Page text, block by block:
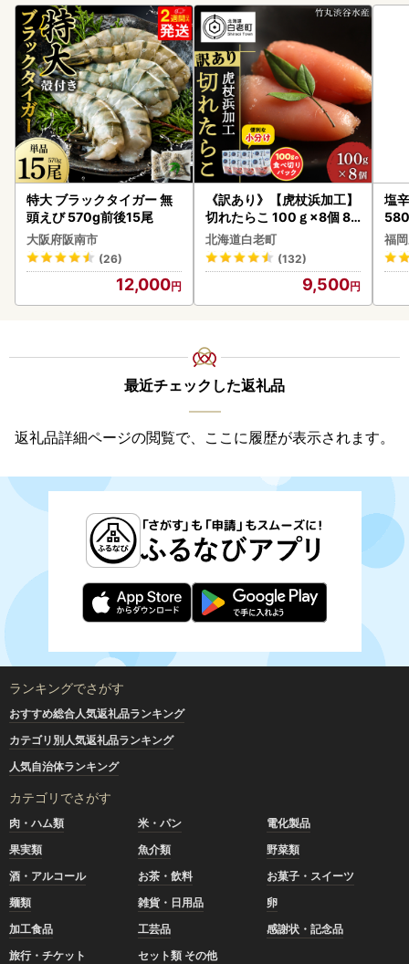
特大 ブラックタイガー 無
頭えび 570g前後15尾
大阪府阪南市
(26)
12,000
《訳あり》【虎杖浜加工】
切れたらこ 100ｇ×8個 80
0g AK081
北海道白老町
(132)
9,500
塩
福
最近チェックした返礼品
返礼品詳細ページの閲覧で、ここに履歴が表示されます。
ランキングでさがす
おすすめ総合人気返礼品ランキング
カテゴリ別人気返礼品ランキング
人気自治体ランキング
カテゴリでさがす
肉・ハム類 米・パン
電化製品
果実類
魚介類
野菜類
酒・アルコール
お茶・飲料
お菓子・スイーツ
麺類
雑貨・日用品
卵
加工食品
工芸品
感謝状・記念品
旅行・チケット
セット類 その他